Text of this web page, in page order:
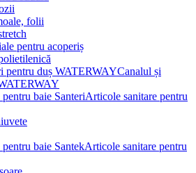
folii
pentru acoperiș
Canalul și
Articole sanitare pentru
Articole sanitare pentru